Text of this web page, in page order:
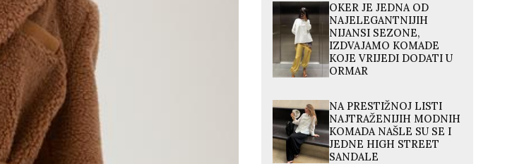
OKER JE JEDNA OD
NAJELEGANTNIJIH
NIJANSI SEZONE,
IZDVAJAMO KOMADE
KOJE VRIJEDI DODATI U
ORMAR
NA PRESTIŽNOJ LISTI
NAJTRAŽENIJIH MODNIH
KOMADA NAŠLE SU SE I
JEDNE HIGH STREET
SANDALE